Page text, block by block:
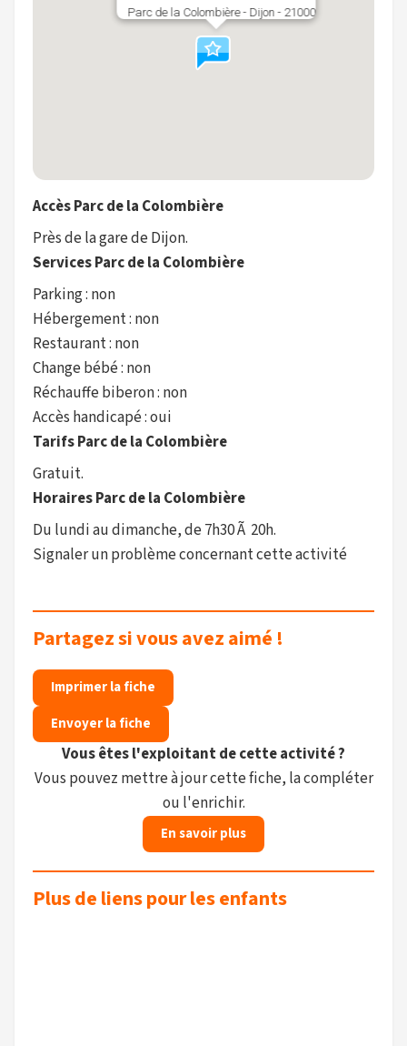
Parc de la Colombière - Dijon - 21000
Accès Parc de la Colombière
Près de la gare de Dijon.
Services Parc de la Colombière
Parking : non
Hébergement : non
Restaurant : non
Change bébé : non
Réchauffe biberon : non
Accès handicapé : oui
Tarifs Parc de la Colombière
Gratuit.
Horaires Parc de la Colombière
Du lundi au dimanche, de 7h30 Ã 20h.
Signaler un problème concernant cette activité
Partagez si vous avez aimé !
Imprimer la fiche
Envoyer la fiche
Vous êtes l'exploitant de cette activité ?
Vous pouvez mettre à jour cette fiche, la compléter
ou l'enrichir.
En savoir plus
Plus de liens pour les enfants